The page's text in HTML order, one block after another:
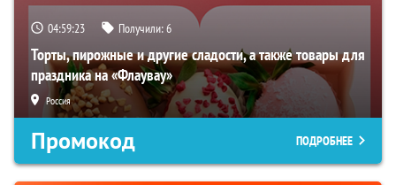
04:59:22 Получили:6
Торты, пирожные и другие сладости, а также товары для
праздника на «Флаувау»
Россия
Промокод ПОДРОБНЕЕ